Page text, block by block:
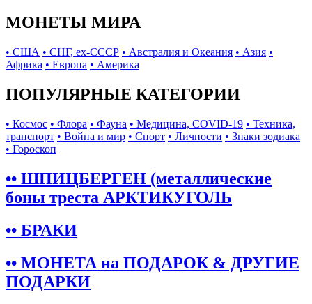
МОНЕТЫ МИРА
• США • СНГ, ex-СССР • Австралия и Океания • Азия •
Африка • Европа • Америка
ПОПУЛЯРНЫЕ КАТЕГОРИИ
• Космос • Флора • Фауна • Медицина, COVID-19 • Техника,
транспорт • Война и мир • Спорт • Личности • Знаки зодиака
• Гороскоп
•• ШПИЦБЕРГЕН (металлические
боны треста АРКТИКУГОЛЬ
•• БРАКИ
•• МОНЕТА на ПОДАРОК & ДРУГИЕ
ПОДАРКИ